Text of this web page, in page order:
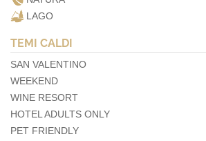
LAGO
TEMI CALDI
SAN VALENTINO
WEEKEND
WINE RESORT
HOTEL ADULTS ONLY
PET FRIENDLY